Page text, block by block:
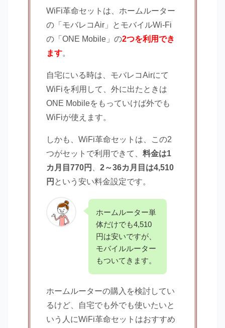
WiFi革命セットは、ホームルーター
の「モバレコAir」とモバイルWi-Fi
の「ONE Mobile」の2つを利用でき
ます。
自宅にいる時は、モバレコAirにて
WiFiを利用して、外に出たときは
ONE Mobileをもっていけば外でも
WiFiが使えます。
しかも、WiFi革命セットは、この2
つがセットで利用できて、 料金は1
カ月目770円
2～36カ月目は4,510
円 という安い料金設定です。
ホームルーター単
体だけでも4,510
円は安いですが、
モバイルルーター
もついてきます。
ホームルーターの購入を検討してい
るけど、自宅でも外でも使いたいと
いう人にWiFi革命セットはおすすめ